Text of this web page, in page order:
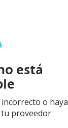
está
incorrecto o haya
proveedor